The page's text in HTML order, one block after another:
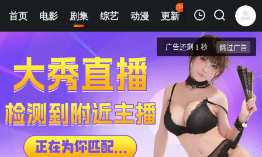
首页 电影 剧集 综艺 动漫 更新
142
热榜 APP
我的观影记录
第1集
得州巡警 第四季
清空